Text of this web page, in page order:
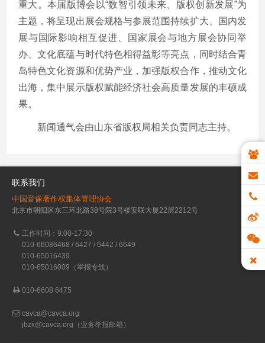
重大。本届版博会以“数智引领未来、版权创新发展”为
主题，将呈现出展会规格与参展范围持续扩大、国内发
展与国际影响相互促进、国家展会与地方展会协同举
办、文化底蕴与时代特色相得益彰等亮点，同时结合青
岛特色文化资源和优势产业，加强版权合作，推动文化
出海，集中展示版权赋能经济社会高质量发展的丰硕成
果。
新闻通气会由山东省版权局相关负责同志主持。
联系我们
中国音像著作权集体管理协会
北京市朝阳区东三环北路38号院3号楼安联大厦22层2212号
工作时间：9:00-17:30
010-66086468 / 6427 / 6442 / 6649
010-65016439
010-65016009（举报专线）
010-6608 6475
cavca@cavca.org
jbzx@cavca.org （业务举报邮箱）